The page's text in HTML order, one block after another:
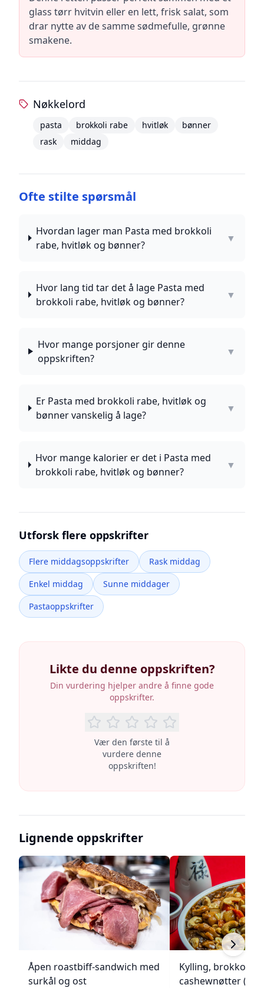
glass tørr hvitvin eller en lett, frisk salat, som
drar nytte av de samme sødmefulle, grønne
smakene.
Nøkkelord
pasta brokkoli rabe hvitløk
bønner
rask
middag
Ofte stilte spørsmål
Hvordan lager man Pasta med brokkoli
rabe, hvitløk og bønner?
▼
Hvor lang tid tar det å lage Pasta med
brokkoli rabe, hvitløk og bønner?
▼
Hvor mange porsjoner gir denne
oppskriften?
▼
Er Pasta med brokkoli rabe, hvitløk og
bønner vanskelig å lage?
▼
Hvor mange kalorier er det i Pasta med
brokkoli rabe, hvitløk og bønner?
▼
Utforsk flere oppskrifter
Flere middagsoppskrifter
Rask middag
Enkel middag
Sunne middager
Pastaoppskrifter
Likte du denne oppskriften?
Din vurdering hjelper andre å finne gode
oppskrifter.
Vær den første til å
vurdere denne
oppskriften!
Lignende oppskrifter
Åpen roastbiff-sandwich med
surkål og ost
Kylling, brokkoli og
cashewnøtter